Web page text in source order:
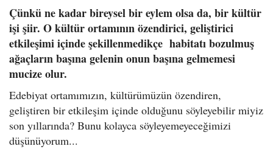
Çünkü ne kadar bireysel bir eylem olsa da, bir kültür
işi şiir. O kültür ortamının özendirici, geliştirici
etkileşimi içinde şekillenmedikçe habitatı bozulmuş
ağaçların başına gelenin onun başına gelmemesi
mucize olur.
Edebiyat ortamımızın, kültürümüzün özendiren,
geliştiren bir etkileşim içinde olduğunu söyleyebilir miyiz
son yıllarında? Bunu kolayca söyleyemeyeceğimizi
düşünüyorum...